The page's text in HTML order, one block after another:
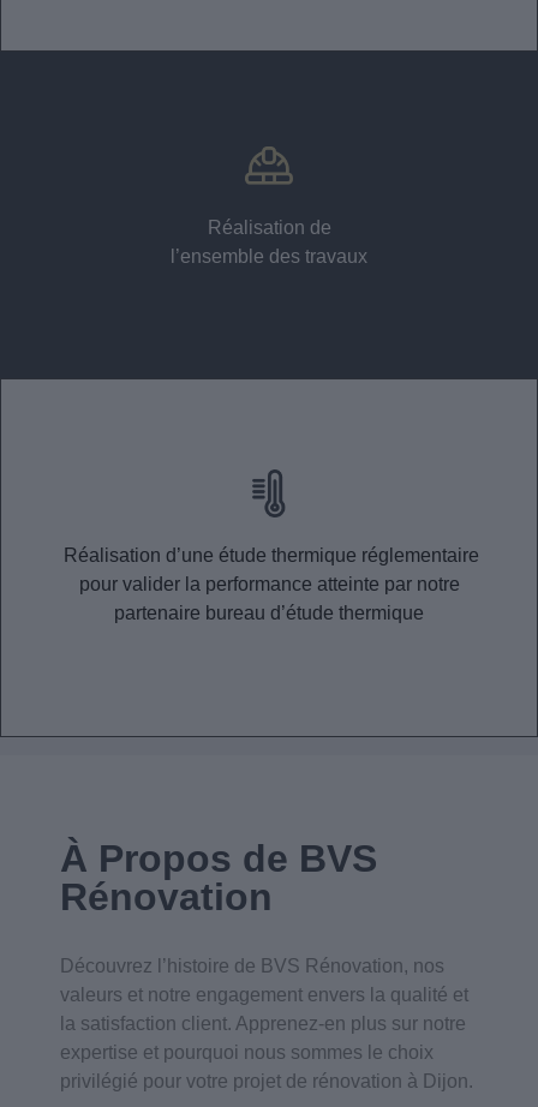
Réalisation de
l’ensemble des travaux
Réalisation d’une étude thermique réglementaire
pour valider la performance atteinte par notre
partenaire bureau d’étude thermique
À Propos de BVS
Rénovation
Découvrez l’histoire de BVS Rénovation, nos
valeurs et notre engagement envers la qualité et
la satisfaction client. Apprenez-en plus sur notre
expertise et pourquoi nous sommes le choix
privilégié pour votre projet de rénovation à Dijon.